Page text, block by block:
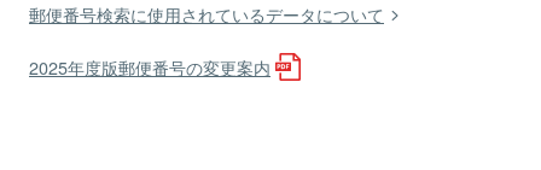
郵便番号検索に使用されているデータについて
2025年度版郵便番号の変更案内